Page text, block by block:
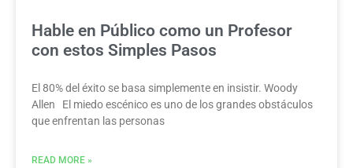
Hable en Público como un Profesor
con estos Simples Pasos
El 80% del éxito se basa simplemente en insistir. Woody
Allen El miedo escénico es uno de los grandes obstáculos
que enfrentan las personas
READ MORE »